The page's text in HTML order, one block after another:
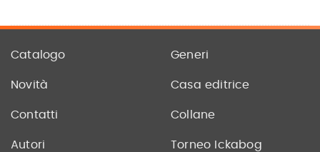
Catalogo Generi
Novità Casa editrice
Contatti Collane
Autori Torneo Ickabog